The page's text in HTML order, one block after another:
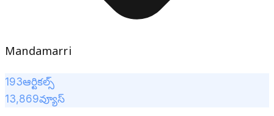
Mandamarri
193ఆర్టికల్స్
13,869వ్యూస్